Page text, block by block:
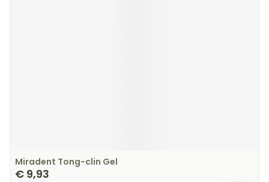
Miradent Tong-clin Gel
€ 9,93